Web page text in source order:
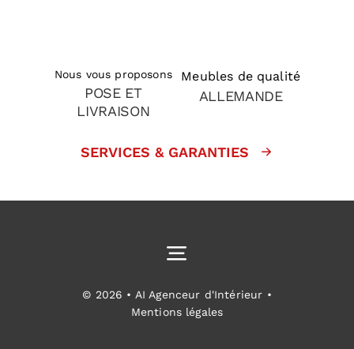
Nous vous proposons
POSE ET
LIVRAISON
Meubles de qualité
ALLEMANDE
SERVICES & GARANTIES
Toggle
Navigation
Cuisines équipées
© 2026 • AI Agenceur d'Intérieur •
Mentions légales